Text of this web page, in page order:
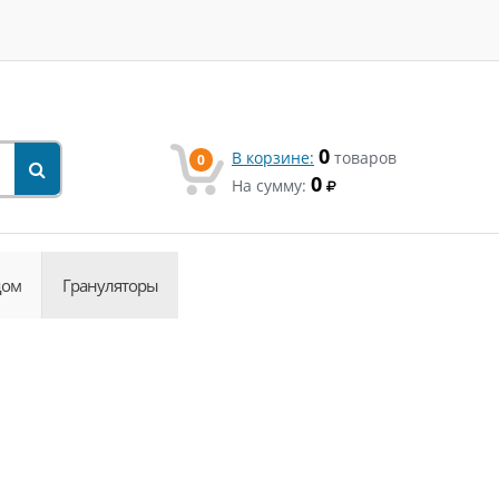
0 В корзине: 0 товаров
На сумму: 0
Грануляторы